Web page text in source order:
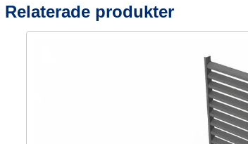
Relaterade produkter